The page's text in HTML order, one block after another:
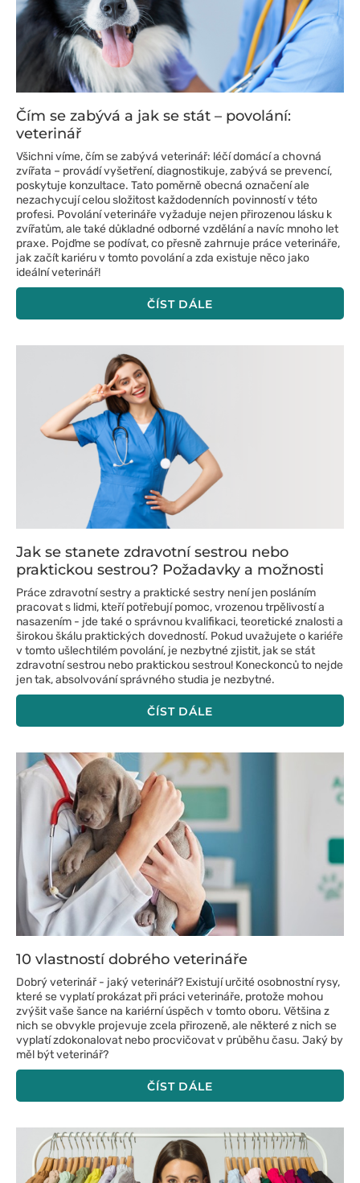
Čím se zabývá a jak se stát – povolání:
veterinář
Všichni víme, čím se zabývá veterinář: léčí domácí a chovná
zvířata – provádí vyšetření, diagnostikuje, zabývá se prevencí,
poskytuje konzultace. Tato poměrně obecná označení ale
nezachycují celou složitost každodenních povinností v této
profesi. Povolání veterináře vyžaduje nejen přirozenou lásku k
zvířatům, ale také důkladné odborné vzdělání a navíc mnoho let
praxe. Pojďme se podívat, co přesně zahrnuje práce veterináře,
jak začít kariéru v tomto povolání a zda existuje něco jako
ideální veterinář!
ČÍST DÁLE
Jak se stanete zdravotní sestrou nebo
praktickou sestrou? Požadavky a možnosti
Práce zdravotní sestry a praktické sestry není jen posláním
pracovat s lidmi, kteří potřebují pomoc, vrozenou trpělivostí a
nasazením - jde také o správnou kvalifikaci, teoretické znalosti a
širokou škálu praktických dovedností. Pokud uvažujete o kariéře
v tomto ušlechtilém povolání, je nezbytné zjistit, jak se stát
zdravotní sestrou nebo praktickou sestrou! Koneckonců to nejde
jen tak, absolvování správného studia je nezbytné.
ČÍST DÁLE
10 vlastností dobrého veterináře
Dobrý veterinář - jaký veterinář? Existují určité osobnostní rysy,
které se vyplatí prokázat při práci veterináře, protože mohou
zvýšit vaše šance na kariérní úspěch v tomto oboru. Většina z
nich se obvykle projevuje zcela přirozeně, ale některé z nich se
vyplatí zdokonalovat nebo procvičovat v průběhu času. Jaký by
měl být veterinář?
ČÍST DÁLE